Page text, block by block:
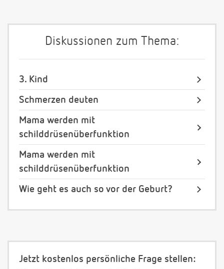
Diskussionen zum Thema:
3. Kind
Schmerzen deuten
Mama werden mit
schilddrüsenüberfunktion
Mama werden mit
schilddrüsenüberfunktion
Wie geht es auch so vor der Geburt?
Jetzt kostenlos persönliche Frage stellen: